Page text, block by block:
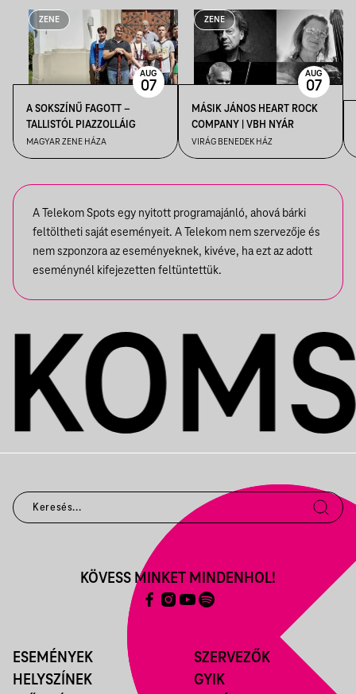
ZENE
A SOKSZÍNŰ FAGOTT –
TALLISTÓL PIAZZOLLÁIG
MAGYAR ZENE HÁZA
AUG
07
ZENE
MÁSIK JÁNOS HEART ROCK
COMPANY | VBH NYÁR
VIRÁG BENEDEK HÁZ
AUG
07
A Telekom Spots egy nyitott programajánló, ahová bárki
feltöltheti saját eseményeit. A Telekom nem szervezője és
nem szponzora az eseményeknek, kivéve, ha ezt az adott
eseménynél kifejezetten feltüntettük.
ESEMÉNYEK
HELYSZÍNEK
SZERVEZŐK
GYIK
KÖVESS MINKET MINDENHOL!